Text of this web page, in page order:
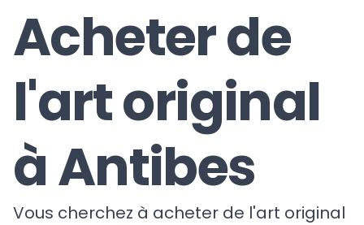
Acheter de
l'art original
à Antibes
Vous cherchez à acheter de l'art original